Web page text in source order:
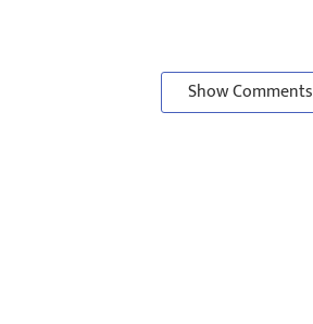
Show Comments